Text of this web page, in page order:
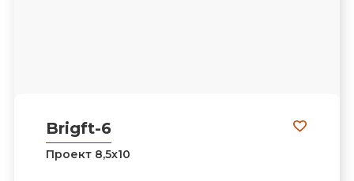
Brigft-6
Проект 8,5х10